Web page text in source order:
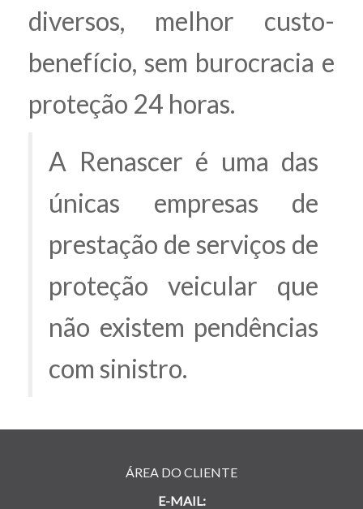
diversos, melhor custo-
benefício, sem burocracia e
proteção 24 horas.
A Renascer é uma das
únicas empresas de
prestação de serviços de
proteção veicular que
não existem pendências
com sinistro.
ÁREA DO CLIENTE
E-MAIL: